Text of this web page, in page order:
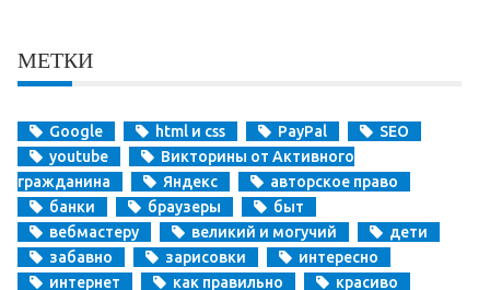
МЕТКИ
Google html и css PayPal
SEO
youtube
Викторины от Активного
гражданина
Яндекс
авторское право
банки
браузеры
быт
вебмастеру
великий и могучий
дети
забавно
зарисовки
интересно
интернет
как правильно красиво